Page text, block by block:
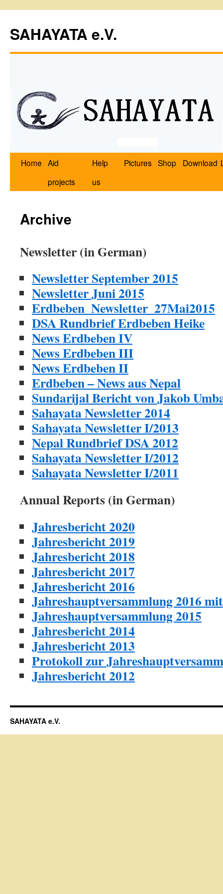
SAHAYATA e.V.
Home Aid
projects
Help
us
Pictures Shop Download
Archive
Newsletter(in German)
Newsletter September 2015
Newsletter Juni 2015
Erdbeben_Newsletter_27Mai2015
DSA Rundbrief Erdbeben Heike
News Erdbeben IV
News Erdbeben III
News Erdbeben II
Erdbeben – News aus Nepal
Sundarijal Bericht von Jakob
Sahayata Newsletter 2014
Sahayata Newsletter I/2013
Nepal Rundbrief DSA 2012
Sahayata Newsletter I/2012
Sahayata Newsletter I/2011
Annual Reports (in German)
Jahresbericht 2020
Jahresbericht 2019
Jahresbericht 2018
Jahresbericht 2017
Jahresbericht 2016
Jahreshauptversammlung 2016
Jahreshauptversammlung 2015
Jahresbericht 2014
Jahresbericht 2013
Protokoll zur
Jahresbericht 2012
SAHAYATA e.V.